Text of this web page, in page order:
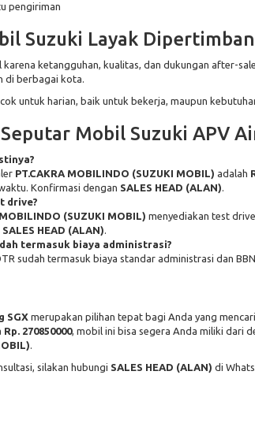
pengiriman
Suzuki Layak
karena ketangguhan, kualitas, dan dukungan after-
di berbagai kota.
untuk harian, baik untuk bekerja, maupun
Mobil Suzuki APV
PT.CAKRA MOBILINDO (SUZUKI MOBIL) adalah
Konfirmasi dengan SALES HEAD (ALAN).
drive?
(SUZUKI MOBIL) menyediakan test
SALES HEAD (ALAN).
termasuk biaya administrasi?
sudah termasuk biaya standar administrasi dan
SGXmerupakan pilihan tepat bagi Anda yang
Rp. 270850000, mobil ini bisa segera Anda miliki dari
.
silakan hubungi SALES HEAD (ALAN) di